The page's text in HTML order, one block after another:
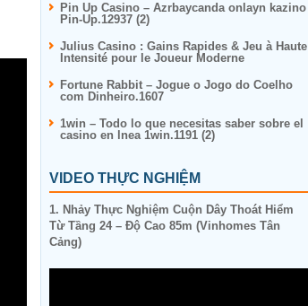
Pin Up Casino – Azrbaycanda onlayn kazino
Pin-Up.12937 (2)
Julius Casino : Gains Rapides & Jeu à Haute
Intensité pour le Joueur Moderne
Fortune Rabbit – Jogue o Jogo do Coelho
com Dinheiro.1607
1win – Todo lo que necesitas saber sobre el
casino en lnea 1win.1191 (2)
VIDEO THỰC NGHIỆM
1. Nhảy Thực Nghiệm Cuộn Dây Thoát Hiểm
Từ Tầng 24 – Độ Cao 85m (Vinhomes Tân
Cảng)